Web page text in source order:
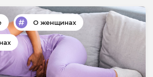
О женщинах